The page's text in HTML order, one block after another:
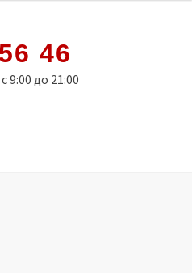
46
9:00 до 21:00